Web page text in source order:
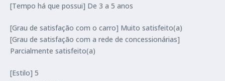
[Tempo há que possui] De 3 a 5 anos
[Grau de satisfação com o carro] Muito satisfeito(a)
[Grau de satisfação com a rede de concessionárias]
Parcialmente satisfeito(a)
[Estilo] 5